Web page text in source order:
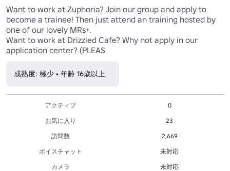
Want to work at Zuphoria? Join our group and apply to
become a trainee! Then just attend an training hosted by
one of our lovely MRs+.
Want to work at Drizzled Cafe? Why not apply in our
application center? (PLEAS
成熟度: 極少 • 年齢 16歳以上
アクティブ
0
お気に入り
23
訪問数
2,669
ボイスチャット
未対応
カメラ
未対応